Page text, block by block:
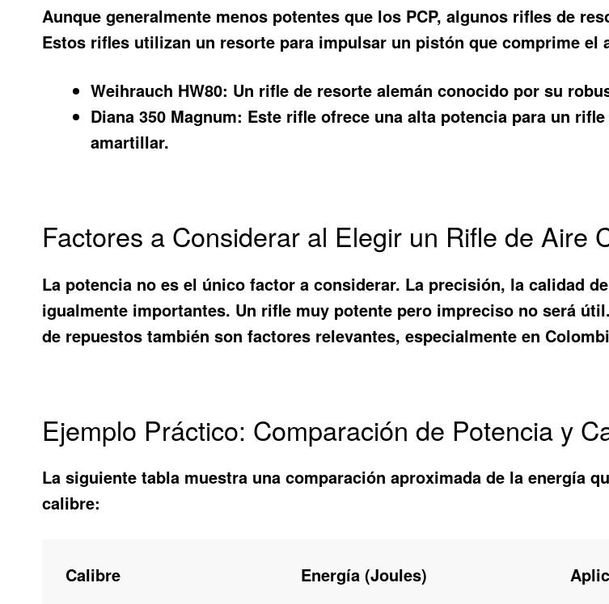
Aunque generalmente menos potentes que los PCP, algunos rifles de
Estos rifles utilizan un resorte para impulsar un pistón que comprime el
Weihrauch HW80: Un rifle de resorte alemán conocido por su
Diana 350 Magnum: Este rifle ofrece una alta potencia para un
amartillar.
Factores a Considerar al Elegir un Rifle de Aire
La potencia no es el único factor a considerar. La precisión, la calidad
igualmente importantes. Un rifle muy potente pero impreciso no será
de repuestos también son factores relevantes, especialmente en
Ejemplo Práctico: Comparación de Potencia y
La siguiente tabla muestra una comparación aproximada de la energía
calibre:
Calibre Energía (Joules)